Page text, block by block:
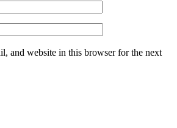
and website in this browser for the next